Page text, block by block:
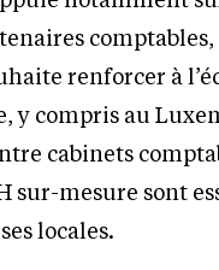
renforcer à
y compris au
cabinets
sur-mesure sont
locales.